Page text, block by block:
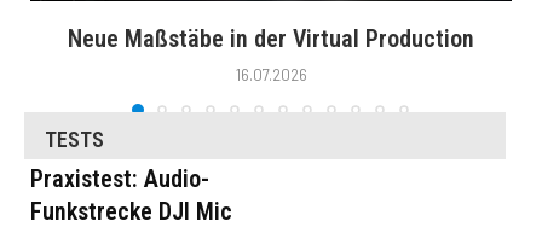
Neue Maßstäbe in der Virtual Production
16.07.2026
TESTS
Praxistest: Audio-
Funkstrecke DJI Mic